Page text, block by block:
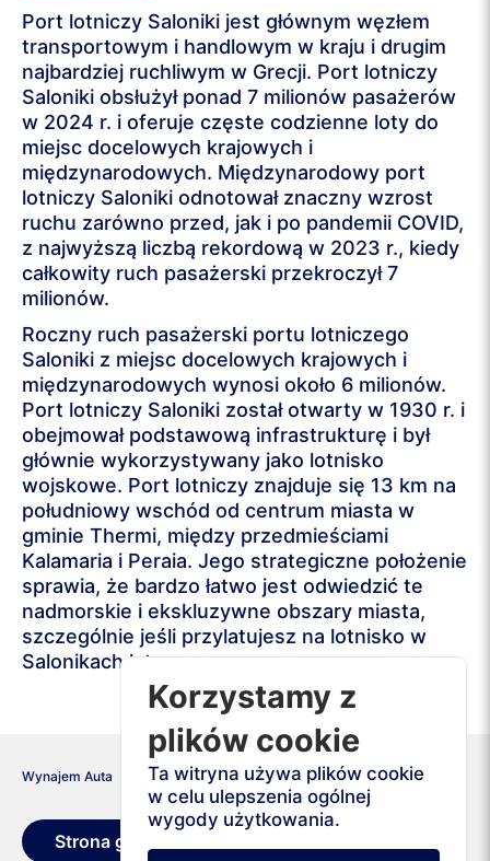
Port lotniczy Saloniki jest głównym węzłem
transportowym i handlowym w kraju i drugim
najbardziej ruchliwym w Grecji. Port lotniczy
Saloniki obsłużył ponad 7 milionów pasażerów
w 2024 r. i oferuje częste codzienne loty do
miejsc docelowych krajowych i
międzynarodowych. Międzynarodowy port
lotniczy Saloniki odnotował znaczny wzrost
ruchu zarówno przed, jak i po pandemii COVID,
z najwyższą liczbą rekordową w 2023 r., kiedy
całkowity ruch pasażerski przekroczył 7
milionów.
Roczny ruch pasażerski portu lotniczego
Saloniki z miejsc docelowych krajowych i
międzynarodowych wynosi około 6 milionów.
Port lotniczy Saloniki został otwarty w 1930 r. i
obejmował podstawową infrastrukturę i był
głównie wykorzystywany jako lotnisko
wojskowe. Port lotniczy znajduje się 13 km na
południowy wschód od centrum miasta w
gminie Thermi, między przedmieściami
Kalamaria i Peraia. Jego strategiczne położenie
sprawia, że ​​bardzo łatwo jest odwiedzić te
nadmorskie i ekskluzywne obszary miasta,
szczególnie jeśli przylatujesz na lotnisko w
Salonikach latem.
Wynajem Auta Grecja Saloniki
Strona główna
Korzystamy z
plików cookie
Ta witryna używa plików cookie
w celu ulepszenia ogólnej
wygody użytkowania.